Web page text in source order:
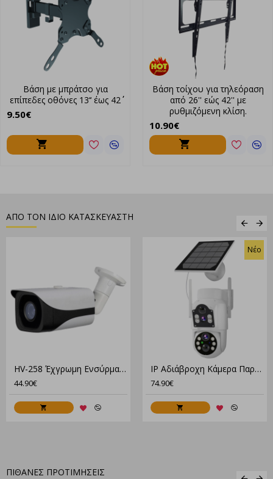
Βάση με μπράτσο για
επίπεδες οθόνες 13‘‘ έως 42΄΄
9.50€
Βάση τοίχου για τηλεόραση
από 26'' εώς 42'' με
ρυθμιζόμενη κλίση.
10.90€
ΑΠΟ ΤΟΝ ΙΔΙΟ ΚΑΤΑΣΚΕΥΑΣΤΗ
HV-258 Έχγρωμη Eνσύρματη Κάμερα Ανθεκτική Στις Καιρικές Συνθήκες
44.90€
Νέο
IP Αδιάβροχη Κάμερα Παρακολούθησης 4G Μπαταρίας Με Ηλιακό Πάνελ XM-3550
74.90€
ΠΙΘΑΝΕΣ ΠΡΟΤΙΜΗΣΕΙΣ